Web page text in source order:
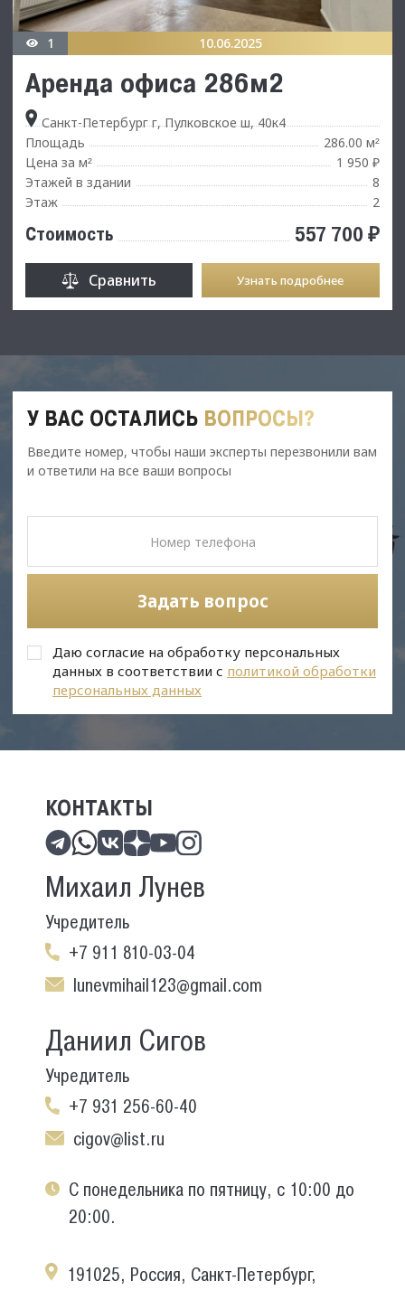
1 10.06.2025
Аренда офиса 286м2
Санкт-Петербург г, Пулковское ш, 40к4
Площадь
286.00 м²
Цена за м²
1 950 ₽
Этажей в здании
8
Этаж
2
Стоимость 557 700 ₽
Сравнить Узнать подробнее
У ВАС ОСТАЛИСЬ ВОПРОСЫ?
Введите номер, чтобы наши эксперты перезвонили вам
и ответили на все ваши вопросы
Задать вопрос
Даю согласие на обработку персональных
данных в соответствии с политикой обработки
персональных данных
КОНТАКТЫ
Михаил Лунев
Учредитель
+7 911 810-03-04
lunevmihail123@gmail.com
Даниил Сигов
Учредитель
+7 931 256-60-40
cigov@list.ru
С понедельника по пятницу, с 10:00 до
20:00.
191025, Россия, Санкт-Петербург,